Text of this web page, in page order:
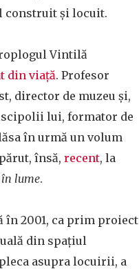
construit și locuit.
Vintilă
din viață. Profesor
director de muzeu și,
lui, formator de
în urmă un volum
însă, recent, la
în lume.
în 2001, ca prim proiect
din spațiul
asupra locuirii, a